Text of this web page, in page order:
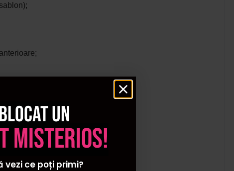
un
misterios!
vezi ce poți primi?